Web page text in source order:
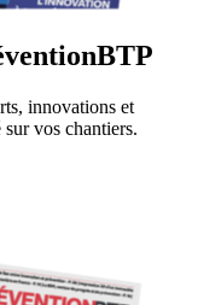
innovations et
vos chantiers.